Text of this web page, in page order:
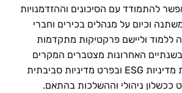
להתמודד עם הסיכונים וההזדמנויות
וכיום על מנהלים בכירים וחברי
ללמוד וליישם פרקטיקות מתקדמות
האחרונות מצטברים המקרים
בהם כשלון בהטמעת מדיניות ESG ובפרט מדיניות סביבתית
ככשלון ניהולי וההשלכות בהתאם.